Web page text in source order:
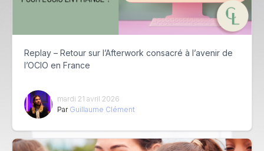
Replay – Retour sur l’Afterwork consacré à l’avenir de
l’OCIO en France
mardi 21 avril 2026
Par Guillaume Clément